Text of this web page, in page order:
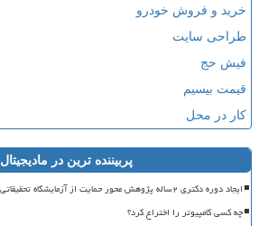
خرید و فروش خودرو
طراحی سایت
فیش حج
قیمت بیسیم
کار در محل
پربیننده ترین در مادیجیتال
ایجاد دوره دکتری ۲ساله پژوهش محور حمایت از آزمایشگاه تحقیقاتی اساتید
چه کسی کامپیوتر را اختراع کرد؟